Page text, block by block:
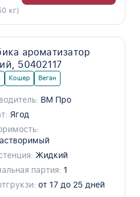
кг)
ароматизатор
50402117
Кошер Веган
ВМ Про
Ягод
Жидкий
партия: 1
от 17 до 25 дней